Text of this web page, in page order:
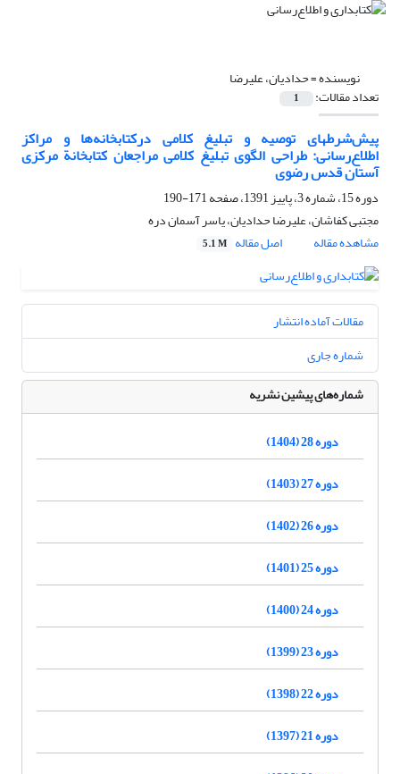
نویسنده =حدادیان، علیرضا
تعداد مقالات: 1
پیش‌شرطهای توصیه و تبلیغ کلامی درکتابخانه‌ها و مراکز
اطلاع‌رسانی: طراحی الگوی تبلیغ کلامی مراجعان کتابخانة مرکزی
آستان قدس رضوی
دوره 15، شماره 3، پاییز 1391، صفحه
171-190
مجتبی کفاشان، علیرضا حدادیان، یاسر آسمان دره
مشاهده مقاله
اصل مقاله 5.1 M
مقالات آماده انتشار
شماره جاری
شماره‌های پیشین نشریه
دوره 28 (1404)
دوره 27 (1403)
دوره 26 (1402)
دوره 25 (1401)
دوره 24 (1400)
دوره 23 (1399)
دوره 22 (1398)
دوره 21 (1397)